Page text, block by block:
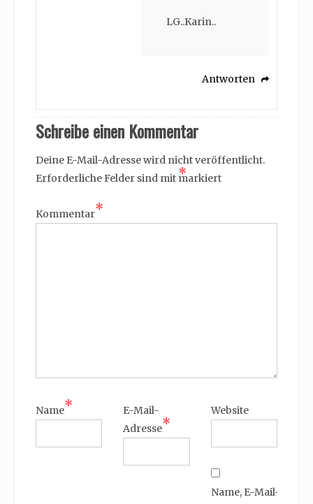
LG..Karin..
Antworten
Schreibe einen Kommentar
Deine E-Mail-Adresse wird nicht veröffentlicht.
Erforderliche Felder sind mit *
markiert
Kommentar*
Name*
E-Mail-
Adresse*
Website
Name, E-Mail-